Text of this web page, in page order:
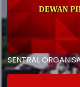
SENTRAL